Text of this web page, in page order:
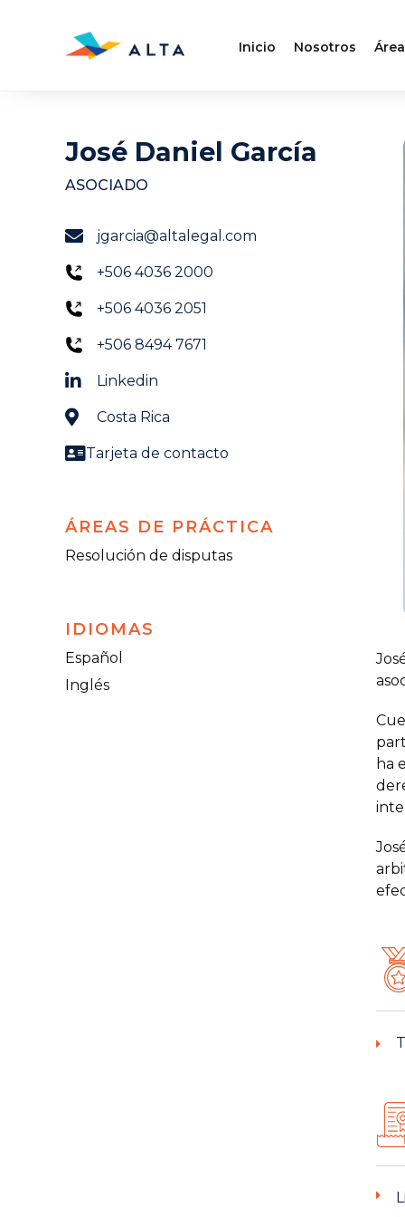
Inicio Nosotros
José Daniel García
ASOCIADO
jgarcia@altalegal.com
+506 4036 2000
+506 4036 2051
+506 8494 7671
Linkedin
Costa Rica
Tarjeta de contacto
ÁREAS DE PRÁCTICA
Resolución de disputas
IDIOMAS
Español
Inglés
ha